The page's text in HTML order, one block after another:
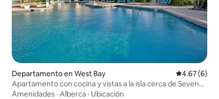
Departamento en West Bay Calificación
4.67 (6)
Apartamento con cocina y vistas a la isla cerca de Seven
Mile Beach
Amenidades · Alberca · Ubicación